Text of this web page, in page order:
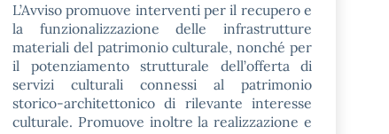
L’Avviso promuove interventi per il recupero e
la funzionalizzazione delle infrastrutture
materiali del patrimonio culturale, nonché per
il potenziamento strutturale dell’offerta di
servizi culturali connessi al patrimonio
storico-architettonico di rilevante interesse
culturale. Promuove inoltre la realizzazione e